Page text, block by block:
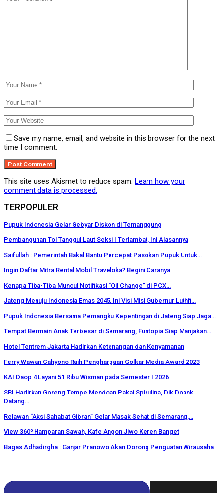
Save my name, email, and website in this browser for the next
time I comment.
This site uses Akismet to reduce spam. Learn how your
comment data is processed.
TERPOPULER
Pupuk Indonesia Gelar Gebyar Diskon di Temanggung
Pembangunan Tol Tanggul Laut Seksi I Terlambat, Ini Alasannya
Saifullah : Pemerintah Bakal Bantu Percepat Pasokan Pupuk Untuk…
Ingin Daftar Mitra Rental Mobil Traveloka? Begini Caranya
Kenapa Tiba-Tiba Muncul Notifikasi “Oil Change” di PCX…
Jateng Menuju Indonesia Emas 2045, Ini Visi Misi Gubernur Luthfi…
Pupuk Indonesia Bersama Pemangku Kepentingan di Jateng Siap Jaga…
Tempat Bermain Anak Terbesar di Semarang, Funtopia Siap Manjakan…
Hotel Tentrem Jakarta Hadirkan Ketenangan dan Kenyamanan
Ferry Wawan Cahyono Raih Penghargaan Golkar Media Award 2023
KAI Daop 4 Layani 51 Ribu Wisman pada Semester I 2026
SBI Hadirkan Goreng Tempe Mendoan Pakai Spirulina, Dik Doank
Datang…
Relawan “Aksi Sahabat Gibran” Gelar Masak Sehat di Semarang,…
View 360⁰ Hamparan Sawah, Kafe Angon Jiwo Keren Banget
Bagas Adhadirgha : Ganjar Pranowo Akan Dorong Penguatan Wirausaha